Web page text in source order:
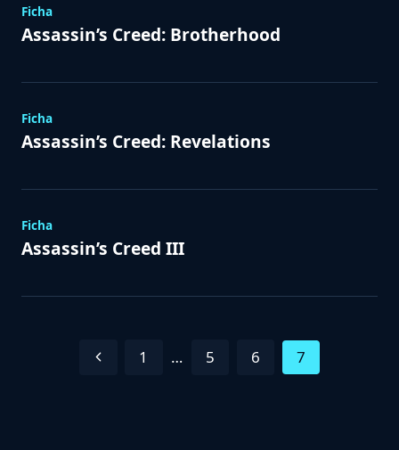
Ficha
Assassin’s Creed: Brotherhood
Ficha
Assassin’s Creed: Revelations
Ficha
Assassin’s Creed III
Navegación
Previous
1 … 5 6 7